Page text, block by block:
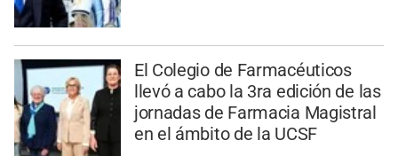
El Colegio de Farmacéuticos
llevó a cabo la 3ra edición de las
jornadas de Farmacia Magistral
en el ámbito de la UCSF